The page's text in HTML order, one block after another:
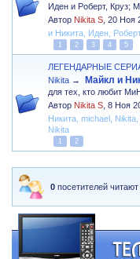
Иден и Роберт, Круз;
Автор Nikita S,20 Ноя
и Никита Иден
1 2 3 4 5
ЛЕГЕНДАРНЫЕ
Nikita → Майкл и
для тех, кто любит МиН
Автор Nikita S,8 Ноя
Никита ,michael Nikita
Nikita
1 2
0 посетителей